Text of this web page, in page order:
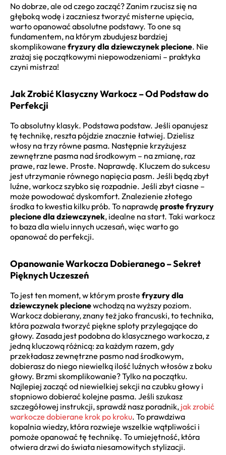
No dobrze, ale od czego zacząć? Zanim rzucisz się na
głęboką wodę i zaczniesz tworzyć misterne upięcia,
warto opanować absolutne podstawy. To one są
fundamentem, na którym zbudujesz bardziej
skomplikowane fryzury dla dziewczynek plecione. Nie
zrażaj się początkowymi niepowodzeniami – praktyka
czyni mistrza!
Jak Zrobić Klasyczny Warkocz – Od Podstaw do
Perfekcji
To absolutny klasyk. Podstawa podstaw. Jeśli opanujesz
tę technikę, reszta pójdzie znacznie łatwiej. Dzielisz
włosy na trzy równe pasma. Następnie krzyżujesz
zewnętrzne pasma nad środkowym – na zmianę, raz
prawe, raz lewe. Proste. Naprawdę. Kluczem do sukcesu
jest utrzymanie równego napięcia pasm. Jeśli będą zbyt
luźne, warkocz szybko się rozpadnie. Jeśli zbyt ciasne –
może powodować dyskomfort. Znalezienie złotego
środka to kwestia kilku prób. To naprawdę proste fryzury
plecione dla dziewczynek, idealne na start. Taki warkocz
to baza dla wielu innych uczesań, więc warto go
opanować do perfekcji.
Opanowanie Warkocza Dobieranego – Sekret
Pięknych Uczeszeń
To jest ten moment, w którym proste fryzury dla
dziewczynek plecionewchodzą na wyższy poziom.
Warkocz dobierany, znany też jako francuski, to technika,
która pozwala tworzyć piękne sploty przylegające do
głowy. Zasada jest podobna do klasycznego warkocza, z
jedną kluczową różnicą: za każdym razem, gdy
przekładasz zewnętrzne pasmo nad środkowym,
dobierasz do niego niewielką ilość luźnych włosów z boku
głowy. Brzmi skomplikowanie? Tylko na początku.
Najlepiej zacząć od niewielkiej sekcji na czubku głowy i
stopniowo dobierać kolejne pasma. Jeśli szukasz
szczegółowej instrukcji, sprawdź nasz poradnik, jak zrobić
warkocze dobierane krok po kroku. To prawdziwa
kopalnia wiedzy, która rozwieje wszelkie wątpliwości i
pomoże opanować tę technikę. To umiejętność, która
otwiera drzwi do świata niesamowitych stylizacji.